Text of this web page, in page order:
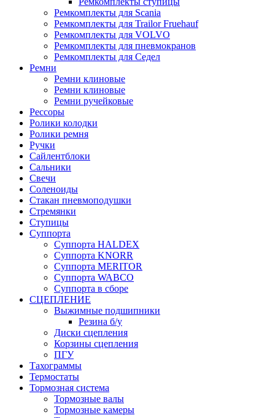
Ремкомплекты для Scania
Ремкомплекты для Trailor Fruehauf
Ремкомплекты для VOLVO
Ремкомплекты для пневмокранов
Ремкомплекты для Седел
Ремни
Ремни клиновые
Ремни клиновые
Ремни ручейковые
Рессоры
Ролики колодки
Ролики ремня
Ручки
Сайлентблоки
Сальники
Свечи
Соленоиды
Стакан пневмоподушки
Стремянки
Ступицы
Суппорта
Суппорта HALDEX
Суппорта KNORR
Суппорта MERITOR
Суппорта WABCO
Суппорта в сборе
СЦЕПЛЕНИЕ
Выжимные подшипники
Резина б/у
Диски сцепления
Корзины сцепления
ПГУ
Тахограммы
Термостаты
Тормозная система
Тормозные валы
Тормозные камеры